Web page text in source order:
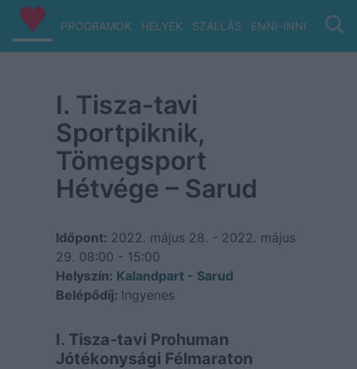
PROGRAMOK HELYEK SZÁLLÁS ENNI-INNI VIZ/
I. Tisza-tavi
Sportpiknik,
Tömegsport
Hétvége – Sarud
Időpont: 2022. május 28. - 2022. május
29. 08:00 - 15:00
Helyszín: Kalandpart - Sarud
Belépődíj: Ingyenes
I. Tisza-tavi Prohuman
Jótékonysági Félmaraton